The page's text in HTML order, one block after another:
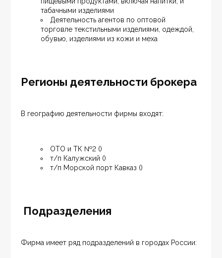
табачными изделиями
Деятельность агентов по оптовой
торговле текстильными изделиями, одеждой,
обувью, изделиями из кожи и меха
Регионы деятельности брокера
В географию деятельности фирмы входят:
ОТО и ТК №2 ()
т/п Калужский ()
т/п Морской порт Кавказ ()
Подразделения
Фирма имеет ряд подразделений в городах России: